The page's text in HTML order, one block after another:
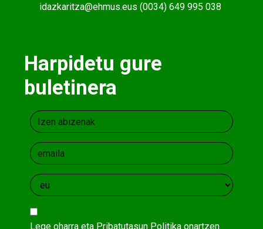
idazkaritza@ehmus.eus (0034) 649 995 038
Harpidetu gure
buletinera
Lege oharraeta Pribatutasun Politikaonartzen